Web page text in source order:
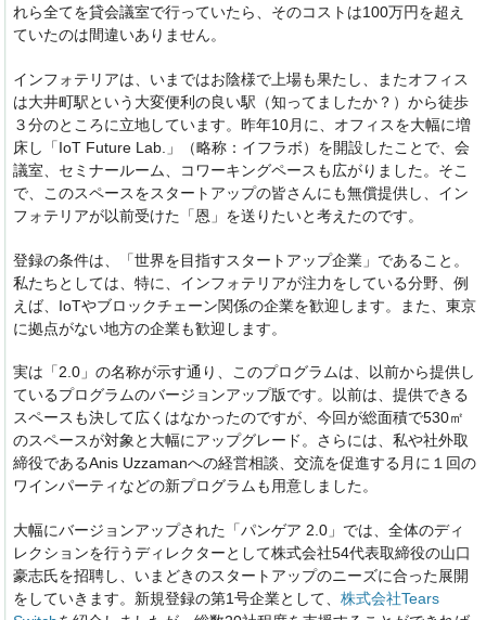
れら全てを貸会議室で行っていたら、そのコストは100万円を超え
ていたのは間違いありません。
インフォテリアは、いまではお陰様で上場も果たし、またオフィス
は大井町駅という大変便利の良い駅（知ってましたか？）から徒歩
３分のところに立地しています。昨年10月に、オフィスを大幅に増
床し「IoT Future Lab.」（略称：イフラボ）を開設したことで、会
議室、セミナールーム、コワーキングペースも広がりました。そこ
で、このスペースをスタートアップの皆さんにも無償提供し、イン
フォテリアが以前受けた「恩」を送りたいと考えたのです。
登録の条件は、「世界を目指すスタートアップ企業」であること。
私たちとしては、特に、インフォテリアが注力をしている分野、例
えば、IoTやブロックチェーン関係の企業を歓迎します。また、東京
に拠点がない地方の企業も歓迎します。
実は「2.0」の名称が示す通り、このプログラムは、以前から提供し
ているプログラムのバージョンアップ版です。以前は、提供できる
スペースも決して広くはなかったのですが、今回が総面積で530㎡
のスペースが対象と大幅にアップグレード。さらには、私や社外取
締役であるAnis Uzzamanへの経営相談、交流を促進する月に１回の
ワインパーティなどの新プログラムも用意しました。
大幅にバージョンアップされた「パンゲア 2.0」では、全体のディ
レクションを行うディレクターとして株式会社54代表取締役の山口
豪志氏を招聘し、いまどきのスタートアップのニーズに合った展開
をしていきます。新規登録の第1号企業として、株式会社Tears